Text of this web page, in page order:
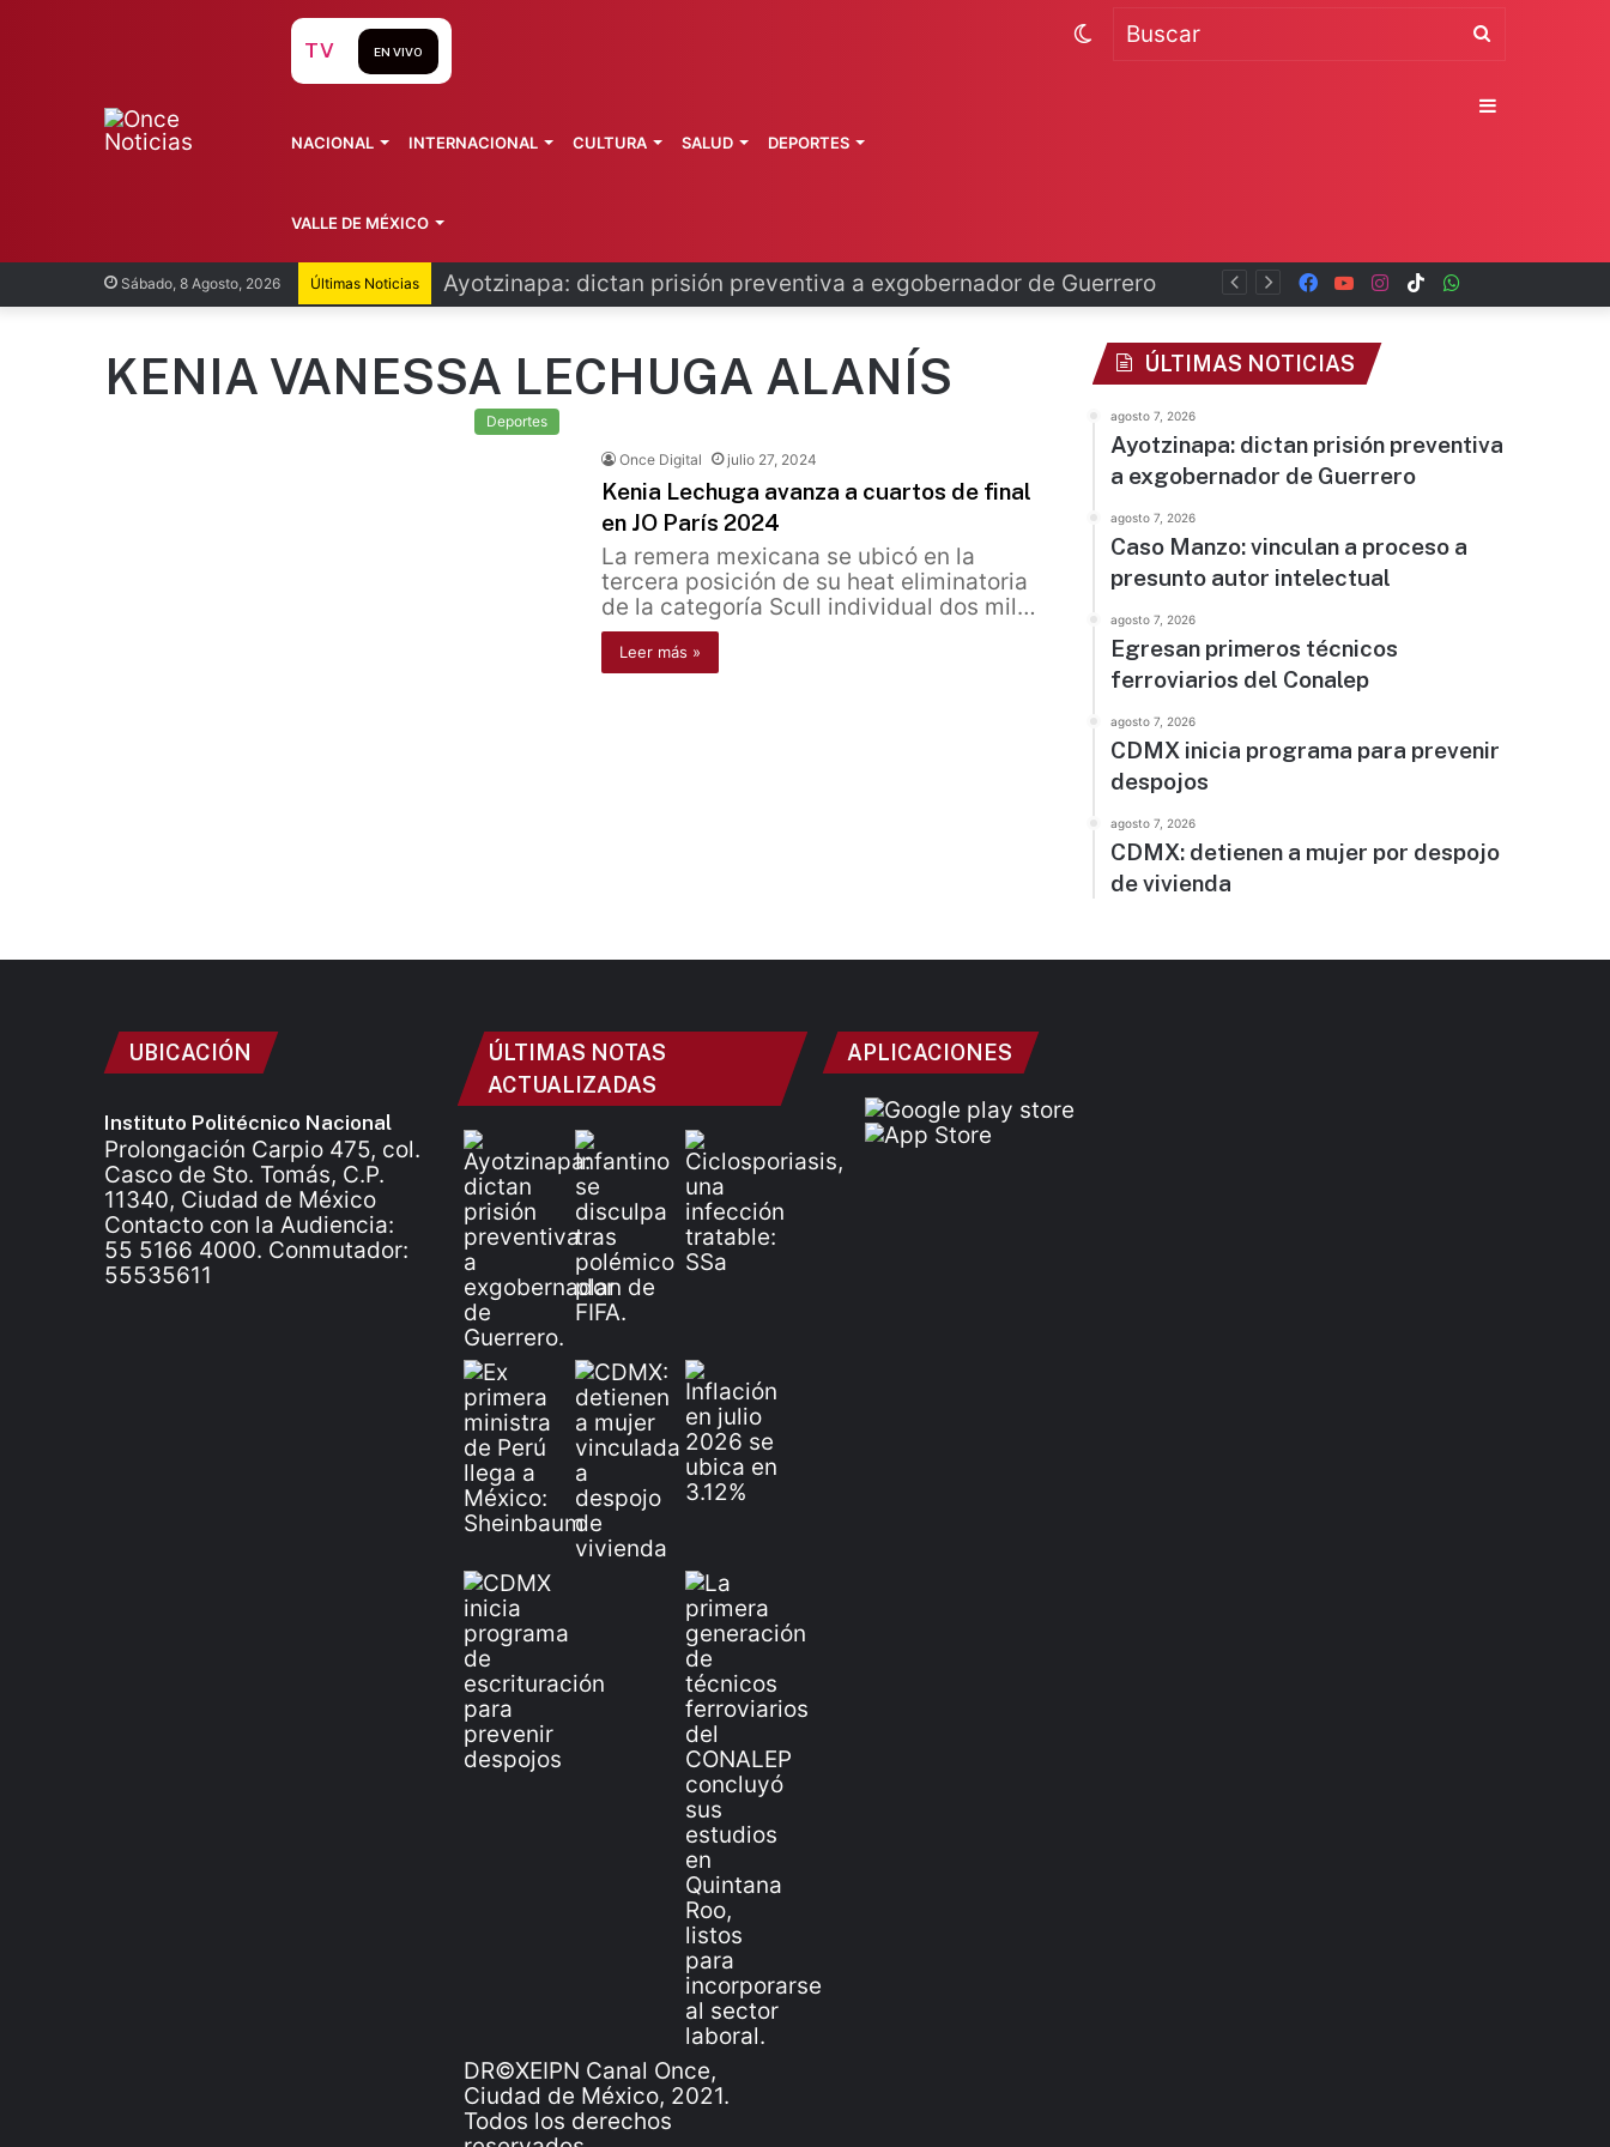
Sábado, 8 Agosto, 2026 Últimas Noticias Ayotzinapa: dictan prisión preventiva a exgobernador de Guerrero TikTok
Instagram
YouTube
Facebook
TV EN VIVO
NACIONAL INTERNACIONAL CULTURA SALUD DEPORTES
VALLE DE MÉXICO
Switch
KENIA VANESSA LECHUGA ALANÍS
Deportes
Once Digital julio 27, 2024
Kenia Lechuga avanza a cuartos de final
en JO París 2024
La remera mexicana se ubicó en la
tercera posición de su heat eliminatoria
de la categoría Scull individual dos mil…
Leer más »
ÚLTIMAS NOTICIAS
agosto 7, 2026
Ayotzinapa: dictan prisión preventiva
a exgobernador de Guerrero
agosto 7, 2026
Caso Manzo: vinculan a proceso a
presunto autor intelectual
agosto 7, 2026
Egresan primeros técnicos
ferroviarios del Conalep
agosto 7, 2026
CDMX inicia programa para prevenir
despojos
agosto 7, 2026
CDMX: detienen a mujer por despojo
de vivienda
UBICACIÓN
Instituto Politécnico Nacional
Prolongación Carpio 475, col.
Casco de Sto. Tomás, C.P.
11340, Ciudad de México
Contacto con la Audiencia:
55 5166 4000. Conmutador:
55535611
ÚLTIMAS NOTAS
ACTUALIZADAS
DR©XEIPN Canal Once,
Ciudad de México, 2021.
Todos los derechos
APLICACIONES